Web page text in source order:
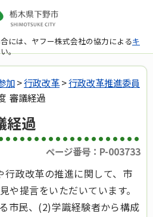
には、ヤフー株式会社の協力によるキ
。
加>行政改革>行政改革推進委員
審議経過
経過
ページ番号：P-003733
行政改革の推進に関して、市
や提言をいただいています。
市民、(2)学識経験者から構成